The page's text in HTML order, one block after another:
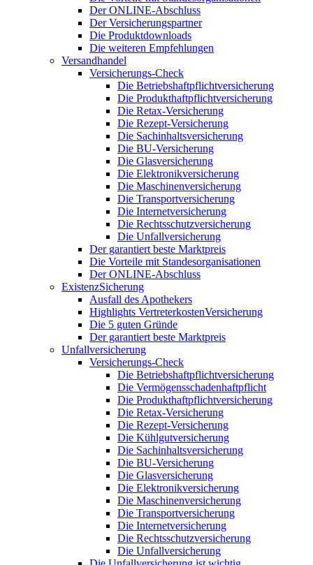
Der ONLINE-Abschluss
Der Versicherungspartner
Die Produktdownloads
Die weiteren Empfehlungen
Versandhandel
Versicherungs-Check
Die Betriebshaftpflichtversicherung
Die Produkthaftpflichtversicherung
Die Retax-Versicherung
Die Rezept-Versicherung
Die Sachinhaltsversicherung
Die BU-Versicherung
Die Glasversicherung
Die Elektronikversicherung
Die Maschinenversicherung
Die Transportversicherung
Die Internetversicherung
Die Rechtsschutzversicherung
Die Unfallversicherung
Der garantiert beste Marktpreis
Die Vorteile mit Standesorganisationen
Der ONLINE-Abschluss
ExistenzSicherung
Ausfall des Apothekers
Highlights VertreterkostenVersicherung
Die 5 guten Gründe
Der garantiert beste Marktpreis
Unfallversicherung
Versicherungs-Check
Die Betriebshaftpflichtversicherung
Die Vermögensschadenhaftpflicht
Die Produkthaftpflichtversicherung
Die Retax-Versicherung
Die Rezept-Versicherung
Die Kühlgutversicherung
Die Sachinhaltsversicherung
Die BU-Versicherung
Die Glasversicherung
Die Elektronikversicherung
Die Maschinenversicherung
Die Transportversicherung
Die Internetversicherung
Die Rechtsschutzversicherung
Die Unfallversicherung